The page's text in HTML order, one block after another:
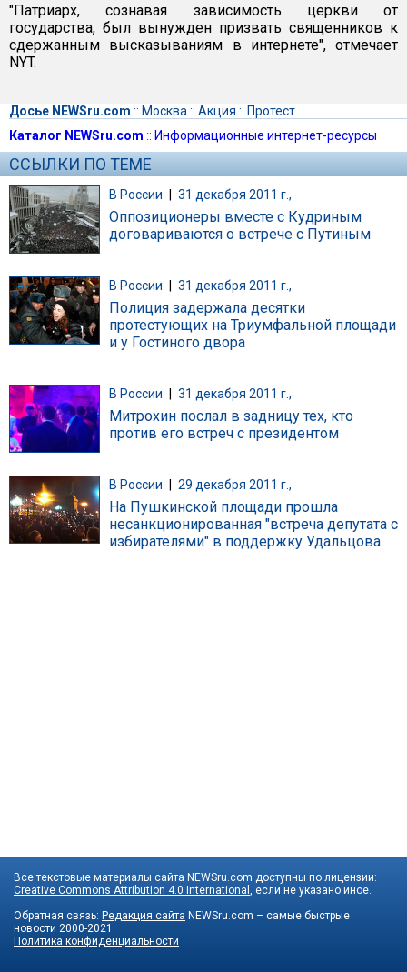
"Патриарх, сознавая зависимость церкви от
государства, был вынужден призвать священников к
сдержанным высказываниям в интернете", отмечает
NYT.
Досье NEWSru.com :: Москва :: Акция :: Протест
Каталог NEWSru.com :: Информационные интернет-ресурсы
ССЫЛКИ ПО ТЕМЕ
В России | 31 декабря 2011 г.,
Оппозиционеры вместе с Кудриным
договариваются о встрече с Путиным
В России 31 декабря 2011 г.,
Полиция задержала десятки
протестующих на Триумфальной площади
и у Гостиного двора
В России 31 декабря 2011 г.,
Митрохин послал в задницу тех, кто
против его встреч с президентом
В России 29 декабря 2011 г.,
На Пушкинской площади прошла
несанкционированная "встреча депутата с
избирателями" в поддержку Удальцова
Все текстовые материалы сайта NEWSru.com доступны по лицензии:
Creative Commons Attribution 4.0 International
, если не указано иное.
Обратная связь: Редакция сайта NEWSru.com – самые быстрые
новости 2000-2021
Политика конфиденциальности